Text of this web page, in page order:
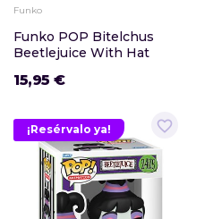
Funko
Funko POP Bitelchus
Beetlejuice With Hat
15,95 €
favorite_border
¡Resérvalo ya!